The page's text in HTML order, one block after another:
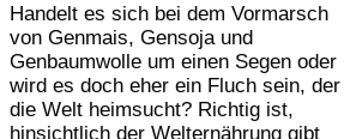
Handelt es sich bei dem Vormarsch
von Genmais, Gensoja und
Genbaumwolle um einen Segen oder
wird es doch eher ein Fluch sein, der
die Welt heimsucht? Richtig ist,
hinsichtlich der Welternährung gibt